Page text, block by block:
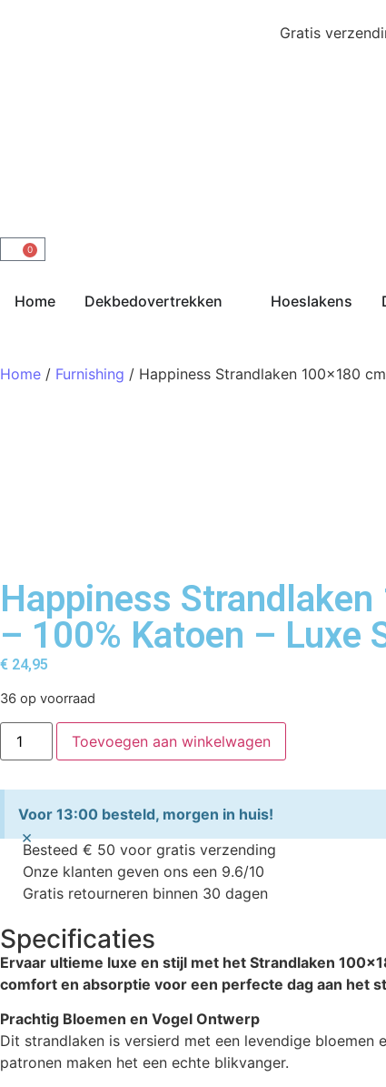
Gratis
0
Home Dekbedovertrekken Hoeslakens
Home / Furnishing / Happiness Strandlaken 100×180
Happiness
– 100% Katoen – Luxe
€ 24,95
36 op voorraad
Toevoegen aan winkelwagen
Voor 13:00 besteld, morgen in huis!
×
Besteed € 50 voor gratis verzending
Onze klanten geven ons een 9.6/10
Gratis retourneren binnen 30 dagen
Specificaties
Ervaar ultieme luxe en stijl met het Strandlaken
comfort en absorptie voor een perfecte dag aan het
Prachtig Bloemen en Vogel Ontwerp
Dit strandlaken is versierd met een levendige
patronen maken het een echte blikvanger.